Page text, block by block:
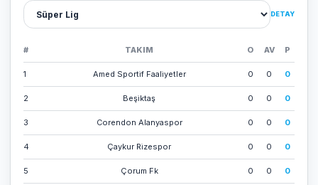
Lig sec DETAY
# TAKIM O AV P
1 Amed Sporti̇f Faali̇yetler 0 0 0
2 Beşi̇ktaş 0 0 0
3 Corendon Alanyaspor 0 0 0
4 Çaykur Ri̇zespor 0 0 0
5 Çorum Fk 0 0 0